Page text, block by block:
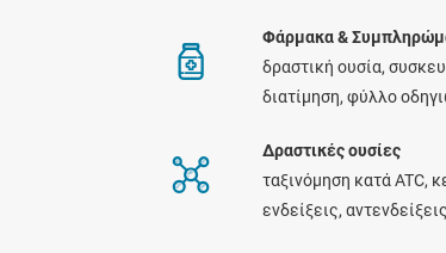
Φάρμακα &
δραστική ουσία,
διατίμηση, φύλλο
Δραστικές ουσίες
ταξινόμηση κατά ATC,
ενδείξεις,